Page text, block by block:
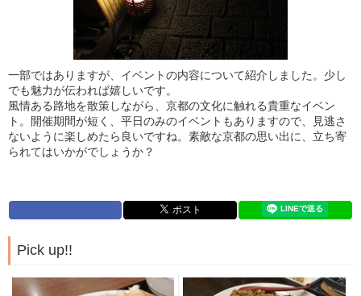
一部ではありますが、イベントの内容について紹介しました。少し
でも魅力が伝われば嬉しいです。
風情ある路地を散策しながら、京都の文化に触れる貴重なイベン
ト。開催期間が短く、平日のみのイベントもありますので、見逃さ
ないように楽しめたら良いですね。素敵な京都の思い出に、立ち寄
られてはいかがでしょうか？
Pick up!!